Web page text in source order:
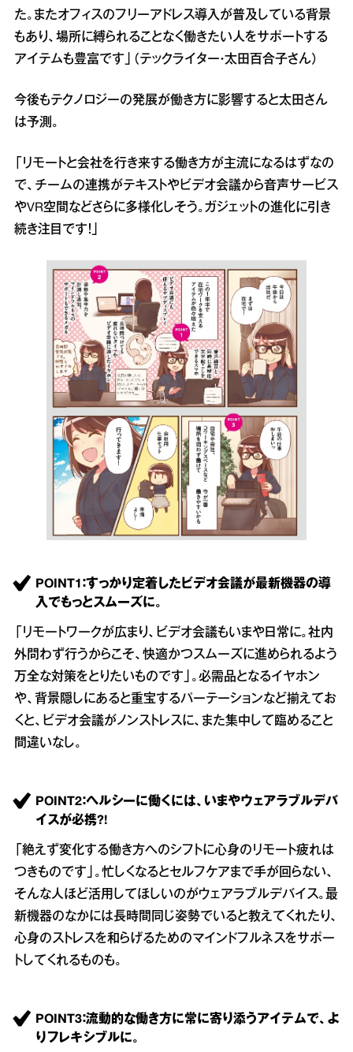
た。またオフィスのフリーアドレス導入が普及している背景
もあり、場所に縛られることなく働きたい人をサポートする
アイテムも豊富です」（テックライター・太田百合子さん）
今後もテクノロジーの発展が働き方に影響すると太田さん
は予測。
「リモートと会社を行き来する働き方が主流になるはずなの
で、チームの連携がテキストやビデオ会議から音声サービス
やVR空間などさらに多様化しそう。ガジェットの進化に引き
続き注目です！」
POINT1：すっかり定着したビデオ会議が最新機器の導
入でもっとスムーズに。
「リモートワークが広まり、ビデオ会議もいまや日常に。社内
外問わず行うからこそ、快適かつスムーズに進められるよう
万全な対策をとりたいものです」。必需品となるイヤホン
や、背景隠しにあると重宝するパーテーションなど揃えてお
くと、ビデオ会議がノンストレスに、また集中して臨めること
間違いなし。
POINT2：ヘルシーに働くには、いまやウェアラブルデバ
イスが必携?!
「絶えず変化する働き方へのシフトに心身のリモート疲れは
つきものです」。忙しくなるとセルフケアまで手が回らない、
そんな人ほど活用してほしいのがウェアラブルデバイス。最
新機器のなかには長時間同じ姿勢でいると教えてくれたり、
心身のストレスを和らげるためのマインドフルネスをサポー
トしてくれるものも。
POINT3：流動的な働き方に常に寄り添うアイテムで、よ
りフレキシブルに。